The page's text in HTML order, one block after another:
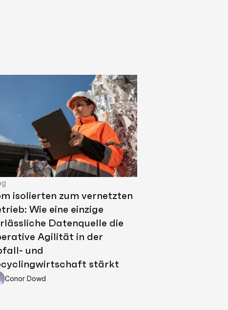
isolierten zum vernetzten
Wie eine einzige
Datenquelle die
Agilität in der
und
stärkt
Conor Dowd